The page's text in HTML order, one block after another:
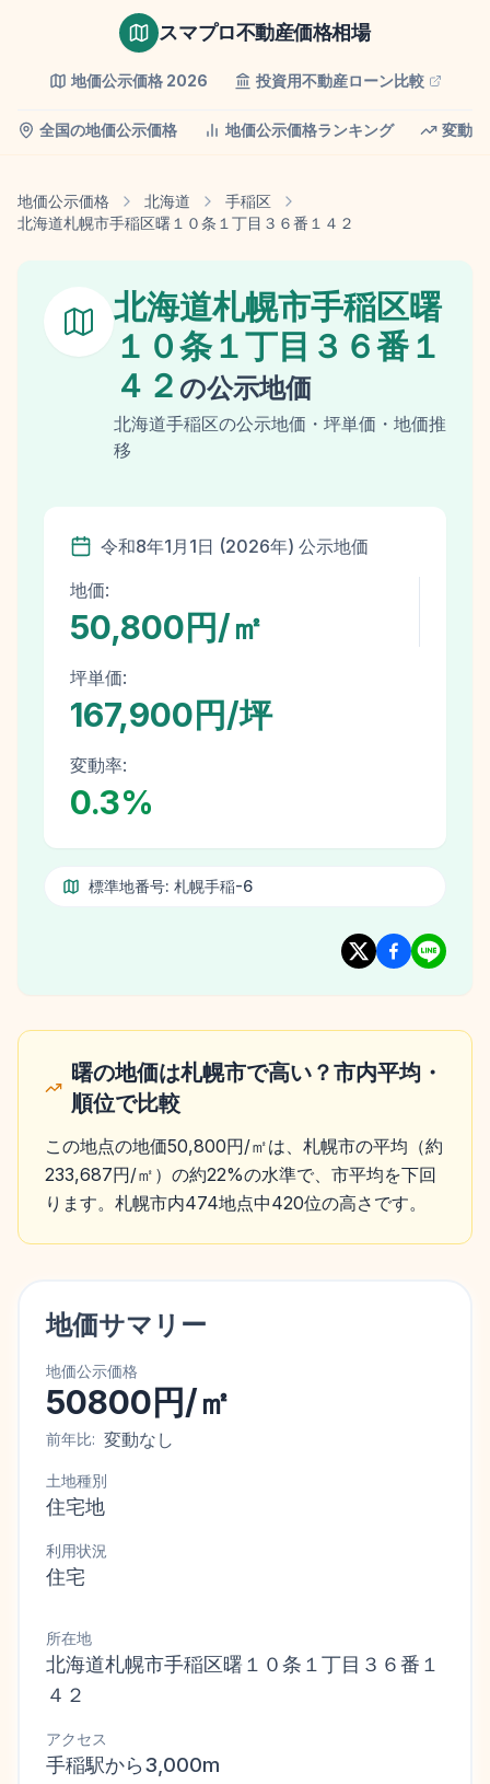
スマプロ不動産価格相場
地価公示価格 2026 投資用不動産ローン比較
全国の地価公示価格 地価公示価格ランキング 変動
地価公示価格 北海道
手稲区
北海道札幌市手稲区曙１０条１丁目３６番１４２
北海道札幌市手稲区曙
１０条１丁目３６番１
４２ の公示地価
北海道手稲区の公示地価 ・坪単価・地価推
移
令和8年1月1日 (2026年) 公示地価
地価:
50,800円/㎡
坪単価:
167,900円/坪
変動率:
0.3%
標準地番号: 札幌手稲-6
曙の地価は札幌市で高い？市内平均・
順位で比較
この地点の地価50,800円/㎡は、札幌市の平均（約
233,687円/㎡）の約22%の水準で、市平均を下回
ります。札幌市内474地点中420位の高さです。
地価サマリー
地価公示価格
50800円/㎡
前年比: 変動なし
土地種別
住宅地
利用状況
住宅
所在地
北海道札幌市手稲区曙１０条１丁目３６番１
４２
アクセス
手稲駅から3,000m